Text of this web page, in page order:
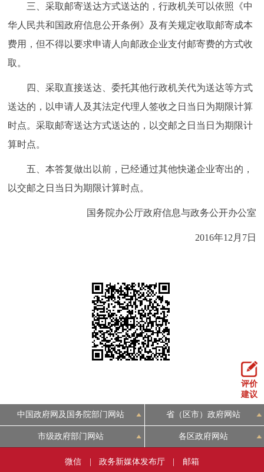
视频北京
多语种
DEUTSCH FRANÇAIS РУССКИЙ ЯЗЫК
ESPAÑOL
三、采取邮寄送达方式送达的，行政机关可以依照《中
华人民共和国政府信息公开条例》及有关规定收取邮寄成本
费用，但不得以要求申请人向邮政企业支付邮寄费的方式收
取。
四、采取直接送达、委托其他行政机关代为送达等方式
送达的，以申请人及其法定代理人签收之日当日为期限计算
时点。采取邮寄送达方式送达的，以交邮之日当日为期限计
算时点。
五、本答复做出以前，已经通过其他快递企业寄出的，
以交邮之日当日为期限计算时点。
国务院办公厅政府信息与政务公开办公室
2016年12月7日
评价
建议
中国政府网及国务院部门网站 省（区市）政府网站
市级政府部门网站 各区政府网站
微信 政务新媒体发布厅 邮箱